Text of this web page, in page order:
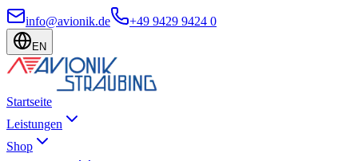
info@avionik.de +49 9429 9424 0
EN
Startseite
Leistungen
Shop